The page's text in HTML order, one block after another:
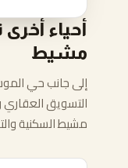
أحياء
مشيط
إلى جانب حي
التسويق العقاري
مشيط السكنية